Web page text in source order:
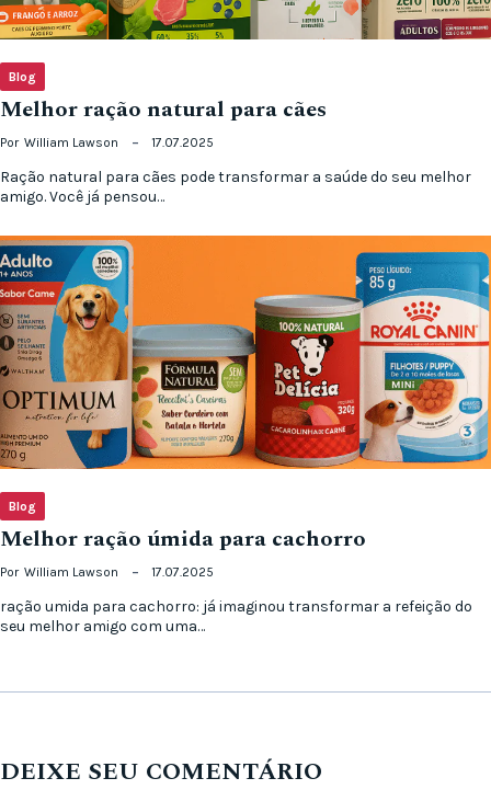
Blog
Melhor ração natural para cães
Por William Lawson 17.07.2025
Ração natural para cães pode transformar a saúde do seu melhor
amigo. Você já pensou…
Blog
Melhor ração úmida para cachorro
Por William Lawson 17.07.2025
ração umida para cachorro: já imaginou transformar a refeição do
seu melhor amigo com uma…
DEIXE SEU COMENTÁRIO